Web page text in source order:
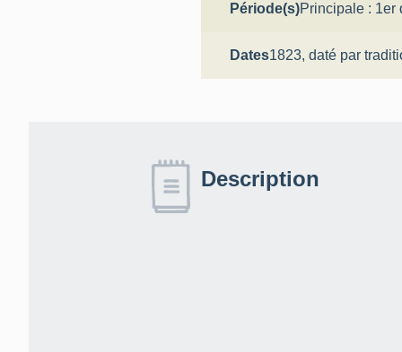
Période(s)Principale : 1er
Dates1823, daté par
Description